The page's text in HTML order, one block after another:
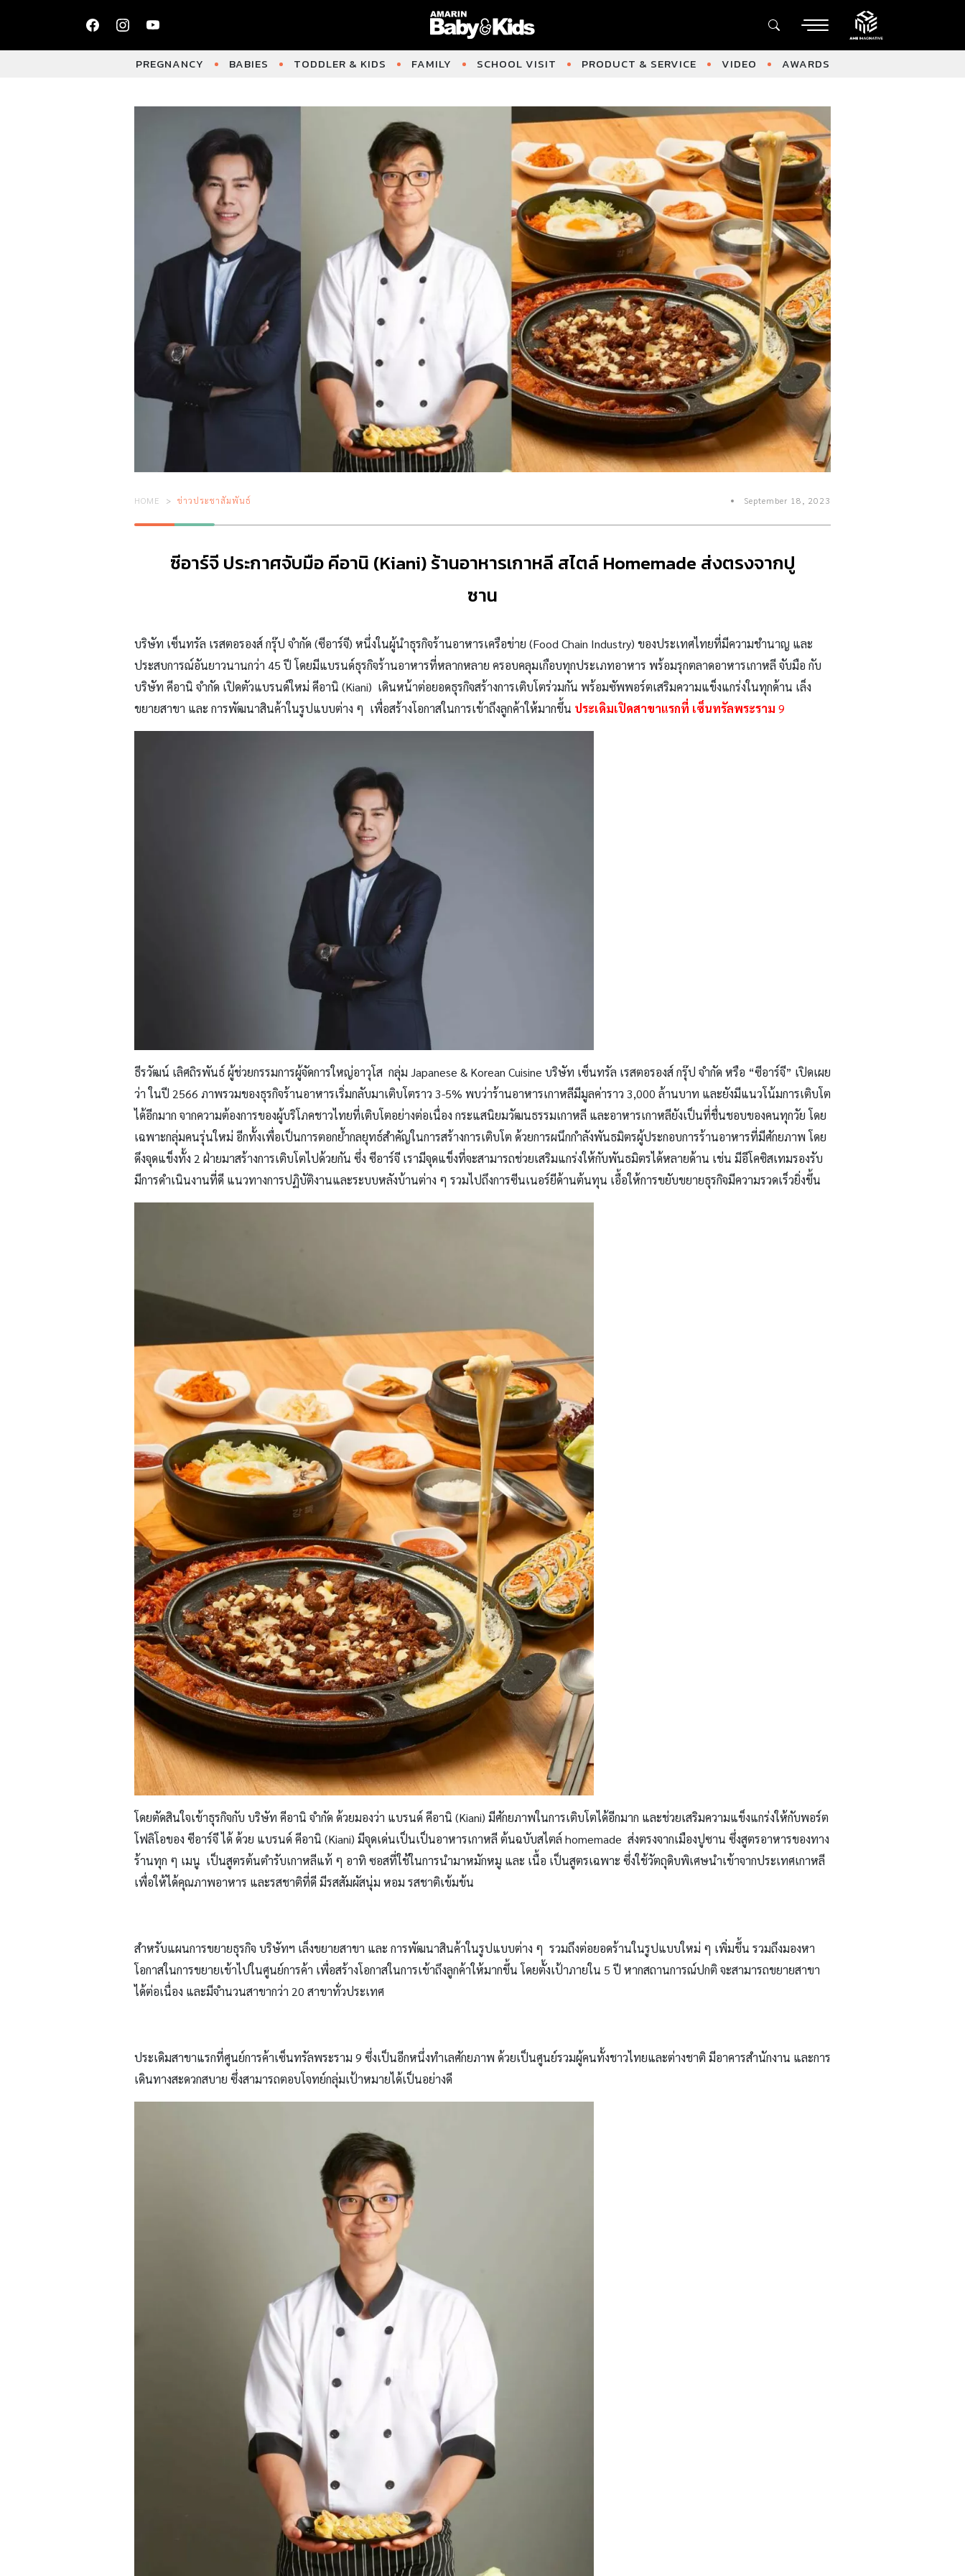
PREGNANCY BABIES TODDLER & KIDS FAMILY SCHOOL VISIT PRODUCT & SERVICE VIDEO AWARDS
HOME ข่าวประชาสัมพันธ์ September 18, 2023
ซีอาร์จี ประกาศจับมือ คีอานิ (Kiani) ร้านอาหารเกาหลี สไตล์ Homemade ส่งตรงจากปู
ซาน
บริษัท เซ็นทรัล เรสตอรองส์ กรุ๊ป จำกัด (ซีอาร์จี) หนึ่งในผู้นำธุรกิจร้านอาหารเครือข่าย (Food Chain Industry) ของประเทศไทยที่มีความชำนาญ และ
ประสบการณ์อันยาวนานกว่า 45ปี โดยมีแบรนด์ธุรกิจร้านอาหารที่หลากหลาย ครอบคลุมเกือบทุกประเภทอาหาร พร้อมรุกตลาดอาหารเกาหลีจับมือ กับ
บริษัท คีอานิ จำกัด เปิดตัวแบรนด์ใหม่ คีอานิ (Kiani) เดินหน้าต่อยอดธุรกิจสร้างการเติบโตร่วมกัน พร้อมซัพพอร์ตเสริมความแข็งแกร่งในทุกด้าน เล็ง
ขยายสาขา และ การพัฒนาสินค้าในรูปแบบต่าง ๆ เพื่อสร้างโอกาสในการเข้าถึงลูกค้าให้มากขึ้น ประเดิมเปิดสาขาแรกที่ เซ็นทรัลพระราม 9
ธีรวัฒน์ เลิศถิรพันธ์ ผู้ช่วยกรรมการผู้จัดการใหญ่อาวุโส กลุ่ม Japanese & Korean Cuisine บริษัท เซ็นทรัล เรสตอรองส์ กรุ๊ป จำกัด หรือ “ซีอาร์จี” เปิดเผย
ว่า ในปี 2566 ภาพรวมของธุรกิจร้านอาหารเริ่มกลับมาเติบโตราว 3-5% พบว่าร้านอาหารเกาหลีมีมูลค่าราว 3,000 ล้านบาท และยังมีแนวโน้มการเติบโต
ได้อีกมาก จากความต้องการของผู้บริโภคชาวไทยที่เติบโตอย่างต่อเนื่อง กระแสนิยมวัฒนธรรมเกาหลี และอาหารเกาหลียังเป็นที่ชื่นชอบของคนทุกวัย โดย
เฉพาะกลุ่มคนรุ่นใหม่ อีกทั้งเพื่อเป็นการตอกย้ำกลยุทธ์สำคัญในการสร้างการเติบโต ด้วยการผนึกกำลังพันธมิตรผู้ประกอบการร้านอาหารที่มีศักยภาพ โดย
ดึงจุดแข็งทั้ง 2 ฝ่ายมาสร้างการเติบโตไปด้วยกัน ซึ่ง ซีอาร์จี เรามีจุดแข็งที่จะสามารถช่วยเสริมแกร่งให้กับพันธมิตรได้หลายด้าน เช่น มีอีโคซิสเทมรองรับ
มีการดำเนินงานที่ดี แนวทางการปฏิบัติงานและระบบหลังบ้านต่าง ๆ รวมไปถึงการซีนเนอร์ยีด้านต้นทุน เอื้อให้การขยับขยายธุรกิจมีความรวดเร็วยิ่งขึ้น
โดยตัดสินใจเข้าธุรกิจกับ บริษัท คีอานิ จำกัด ด้วยมองว่า แบรนด์ คีอานิ (Kiani) มีศักยภาพในการเติบโตได้อีกมาก และช่วยเสริมความแข็งแกร่งให้กับพอร์ต
โฟลิโอของ ซีอาร์จี ได้ ด้วย แบรนด์ คีอานิ (Kiani) มีจุดเด่นเป็นเป็นอาหารเกาหลี ต้นฉบับสไตล์ homemade ส่งตรงจากเมืองปูซาน ซึ่งสูตรอาหารของทาง
ร้านทุก ๆ เมนู เป็นสูตรต้นตำรับเกาหลีแท้ ๆ อาทิ ซอสที่ใช้ในการนำมาหมักหมู และ เนื้อ เป็นสูตรเฉพาะ ซึ่งใช้วัตถุดิบพิเศษนำเข้าจากประเทศเกาหลี
เพื่อให้ได้คุณภาพอาหาร และรสชาติที่ดี มีรสสัมผัสนุ่ม หอม รสชาติเข้มข้น
สำหรับแผนการขยายธุรกิจ บริษัทฯ เล็งขยายสาขา และ การพัฒนาสินค้าในรูปแบบต่าง ๆ รวมถึงต่อยอดร้านในรูปแบบใหม่ ๆ เพิ่มขึ้น รวมถึงมองหา
โอกาสในการขยายเข้าไปในศูนย์การค้า เพื่อสร้างโอกาสในการเข้าถึงลูกค้าให้มากขึ้น โดยตั้งเป้าภายใน 5ปี หากสถานการณ์ปกติ จะสามารถขยายสาขา
ได้ต่อเนื่อง และมีจำนวนสาขากว่า 20 สาขาทั่วประเทศ
ประเดิมสาขาแรกที่ศูนย์การค้าเซ็นทรัลพระราม 9 ซึ่งเป็นอีกหนึ่งทำเลศักยภาพ ด้วยเป็นศูนย์รวมผู้คนทั้งชาวไทยและต่างชาติมีอาคารสำนักงาน และ​การ
เดินทางสะดวกสบาย​ ซึ่งสามารถตอบโจทย์กลุ่มเป้าหมายได้เป็นอย่างดี